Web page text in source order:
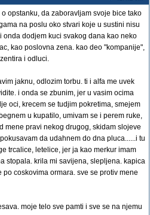
opstanku, da zaboravljam svoje bice tako
na poslu oko stvari koje u sustini nisu
onda dodjem kuci svakog dana kao neko
kao poslovna zena. kao deo "kompanije",
i odluci.
jaknu, odlozim torbu. ti i alfa me uvek
i onda se zbunim, jer u vasim ocima
oci, krecem se tudjim pokretima, smejem
u kupatilo, umivam se i perem ruke,
mene pravi nekog drugog, skidam slojeve
da udahnem do dna pluca......i tu
trcalice, letelice, jer ja kao merkur imam
stopala. krila mi savijena, slepljena. kapica
coskovima ormara. sve se protiv mene
moje telo sve pamti i sve se na njemu